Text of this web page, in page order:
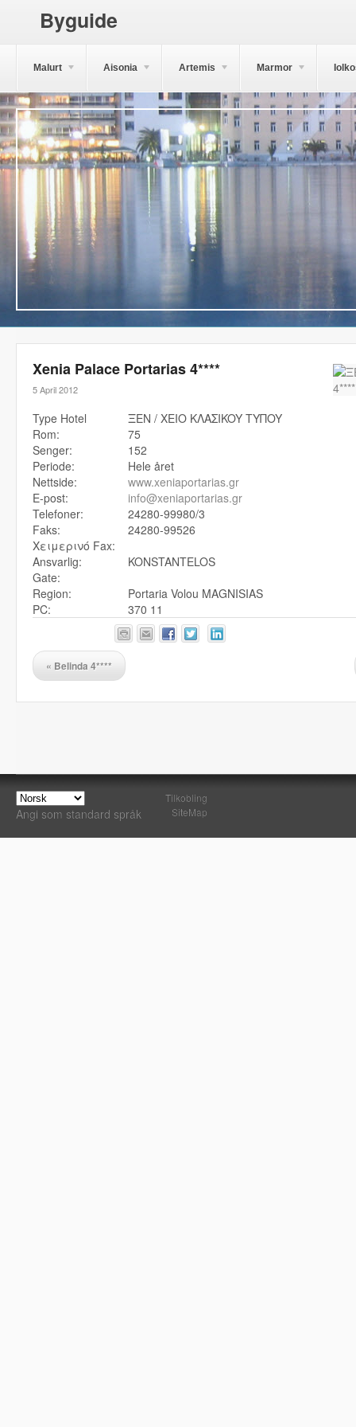
Byguide
Malurt Aisonia Artemis Marmor
Xenia Palace Portarias 4****
5 April 2012
Type Hotel
ΞEN / XEIO KΛAΣIKOY TYΠOY
Rom:
75
Senger:
152
Periode:
Hele året
Nettside:
www.xeniaportarias.gr
E-post:
info@xeniaportarias.gr
Telefoner:
24280-99980/3
Faks:
24280-99526
Χειμερινό Fax:
Ansvarlig:
KONSTANTELOS
Gate:
Region:
Portaria Volou MAGNISIAS
PC:
370 11
« Belinda 4****
Angi som standard språk
Tilkobling
SiteMap